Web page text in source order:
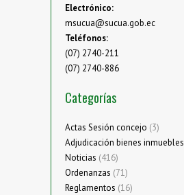
Electrónico:
msucua@sucua.gob.ec
Teléfonos:
(07) 2740-211
(07) 2740-886
Categorías
Actas Sesión concejo (3)
Adjudicación bienes inmuebles
Noticias (416)
Ordenanzas (71)
Reglamentos (16)